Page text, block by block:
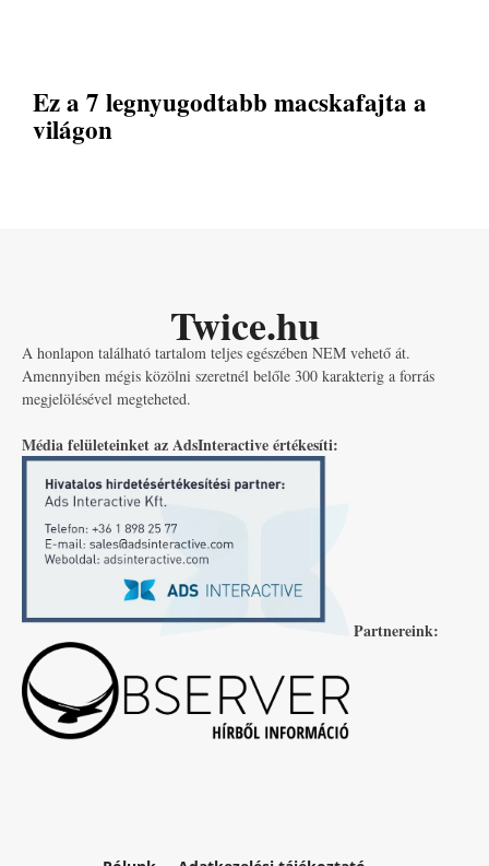
Ez a 7 legnyugodtabb macskafajta a
világon
Twice.hu
A honlapon található tartalom teljes egészében NEM vehető át.
Amennyiben mégis közölni szeretnél belőle 300 karakterig a forrás
megjelölésével megteheted.
Média felületeinket az AdsInteractive értékesíti:
Partnereink: